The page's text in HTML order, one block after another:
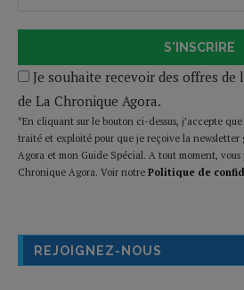
S'INSCRIRE
Je souhaite recevoir des offres
de La Chronique Agora.
*En cliquant sur le bouton ci-dessus, j’accepte
traité et exploité pour que je reçoive la
Agora et mon Guide Spécial. A tout moment, vous
Chronique Agora. Voir notre Politique de
REJOIGNEZ-NOUS